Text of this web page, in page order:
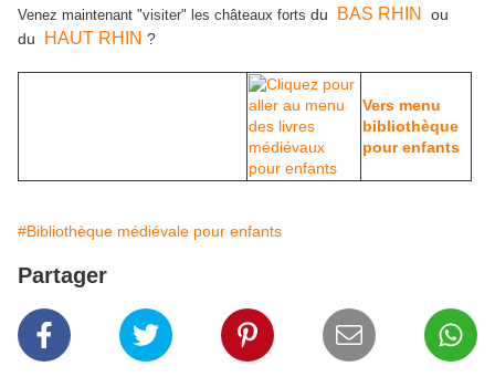
Venez maintenant "visiter" les châteaux forts du BAS RHIN
ou
du
HAUT RHIN ?
Vers menu
bibliothèque
pour enfants
#Bibliothèque médiévale pour enfants
Partager